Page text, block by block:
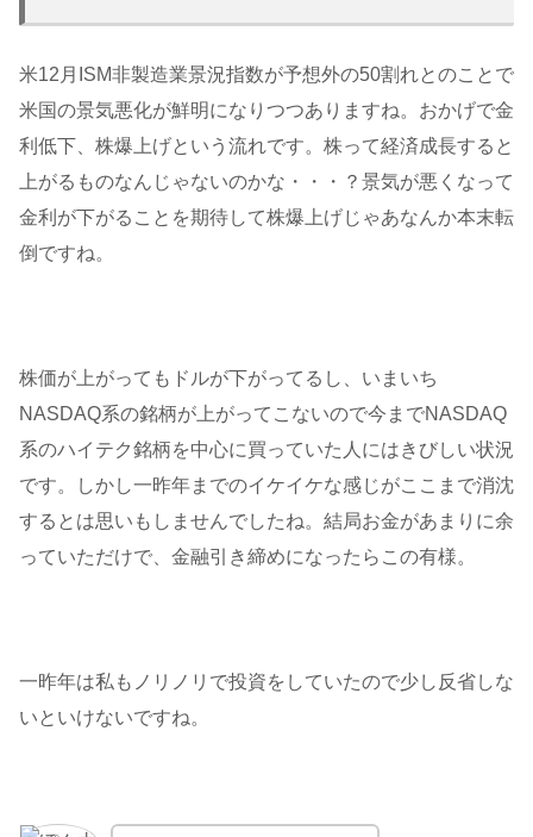
米12月ISM非製造業景況指数が予想外の50割れとのことで
米国の景気悪化が鮮明になりつつありますね。おかげで金
利低下、株爆上げという流れです。株って経済成長すると
上がるものなんじゃないのかな・・・？景気が悪くなって
金利が下がることを期待して株爆上げじゃあなんか本末転
倒ですね。
株価が上がってもドルが下がってるし、いまいち
NASDAQ系の銘柄が上がってこないので今までNASDAQ
系のハイテク銘柄を中心に買っていた人にはきびしい状況
です。しかし一昨年までのイケイケな感じがここまで消沈
するとは思いもしませんでしたね。結局お金があまりに余
っていただけで、金融引き締めになったらこの有様。
一昨年は私もノリノリで投資をしていたので少し反省しな
いといけないですね。